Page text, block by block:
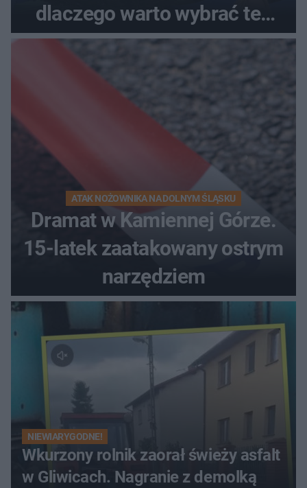
dlaczego warto wybrać ten
kierunek na urlop!
ATAK NOŻOWNIKA NA DOLNYM ŚLĄSKU
Dramat w Kamiennej Górze.
15-latek zaatakowany ostrym
narzędziem
NIEWIARYGODNE!
Wkurzony rolnik zaorał świeży asfalt
w Gliwicach. Nagranie z demolką